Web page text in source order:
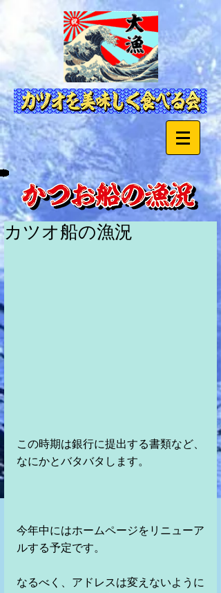
カツオ船の漁況
この時期は銀行に提出する書類など、
なにかとバタバタします。
今年中にはホームページをリニューア
ルする予定です。
なるべく、アドレスは変えないように